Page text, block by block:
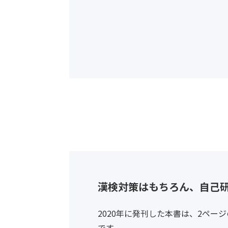
漢検対策はもちろん、自己
2020年に発刊した本書は、2ペー